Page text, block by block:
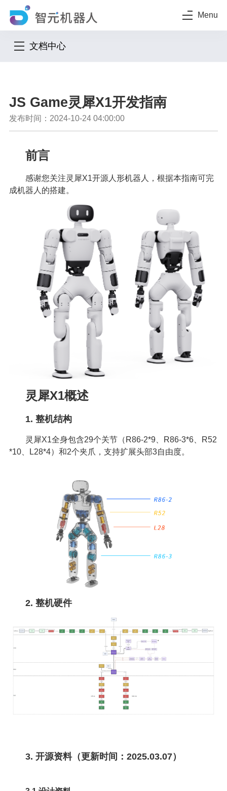
Menu
文档中心
JS Game灵犀X1开发指南
发布时间：2024-10-24 04:00:00
前言
感谢您关注灵犀X1开源人形机器人，根据本指南可完
成机器人的搭建。
灵犀X1概述
1. 整机结构
灵犀X1全身包含29个关节（R86-2*9、R86-3*6、R52
*10、L28*4）和2个夹爪，支持扩展头部3自由度。
2. 整机硬件
3. 开源资料（更新时间：2025.03.07）